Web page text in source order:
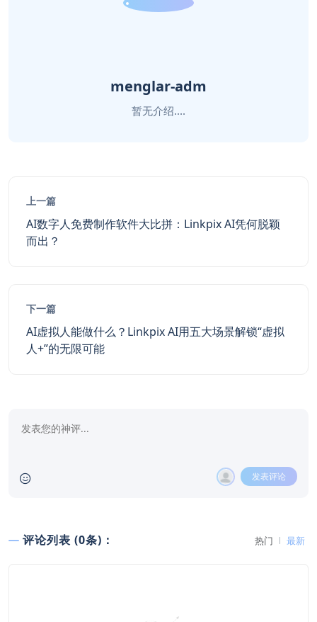
menglar-adm
暂无介绍....
上一篇
AI数字人免费制作软件大比拼：Linkpix AI凭何脱颖
而出？
下一篇
AI虚拟人能做什么？Linkpix AI用五大场景解锁“虚拟
人+”的无限可能
发表评论
评论列表 (0条)： 热门 最新